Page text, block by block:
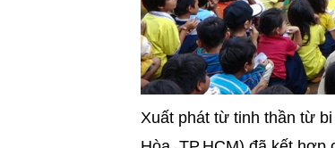
Xuất phát từ tinh thần từ